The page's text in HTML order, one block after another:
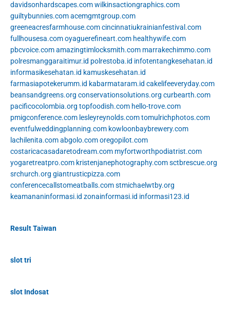
davidsonhardscapes.comwilkinsactiongraphics.com
guiltybunnies.comacemgmtgroup.com
greeneacresfarmhouse.comcincinnatiukrainianfestival.com
fullhousesa.comoyaguerefineart.com healthywife.com
pbcvoice.comamazingtimlocksmith.com marrakechimmo.com
polresmanggaraitimur.id polrestoba.id infotentangkesehatan.id
informasikesehatan.id kamuskesehatan.id
farmasiapotekerumm.id kabarmataram.id cakelifeeveryday.com
beansandgreens.org conservationsolutions.org curbearth.com
pacificocolombia.org topfoodish.com hello-trove.com
pmigconference.com lesleyreynolds.comtomulrichphotos.com
eventfulweddingplanning.com kowloonbaybrewery.com
lachilenita.comabgolo.comoregopilot.com
costaricacasadaretodream.com myfortworthpodiatrist.com
yogaretreatpro.com kristenjanephotography.comsctbrescue.org
srchurch.org giantrusticpizza.com
conferencecallstomeatballs.comstmichaelwtby.org
keamananinformasi.id zonainformasi.id informasi123.id
Result Taiwan
slot tri
slot Indosat